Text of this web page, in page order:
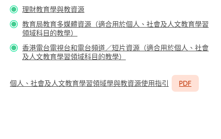
理財教育學與教資源
教育局教育多媒體資源（適合用於個人、社會及人文教育學習
領域科目的教學）
香港電台電視台和電台頻道／短片資源（適合用於個人、社會
及人文教育學習領域科目的教學）
個人、社會及人文教育學習領域學與教資源使用指引 PDF